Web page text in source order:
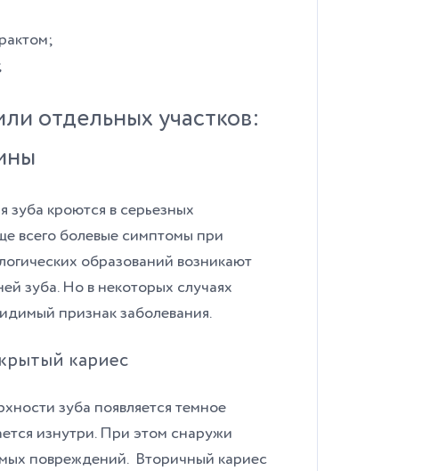
отдельных участков:
зуба кроются в серьезных
всего болевые симптомы при
образований возникают
зуба. Но в некоторых случаях
признак заболевания.
кариес
зуба появляется темное
изнутри. При этом снаружи
повреждений. Вторичный кариес